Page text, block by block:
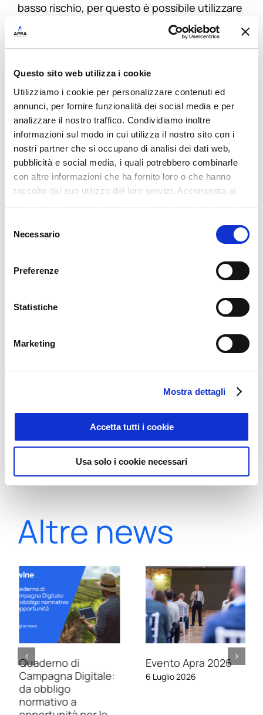
Questo sito web utilizza i cookie
Utilizziamo i cookie per personalizzare contenuti ed
annunci, per fornire funzionalità dei social media e per
analizzare il nostro traffico. Condividiamo inoltre
informazioni sul modo in cui utilizza il nostro sito con i
nostri partner che si occupano di analisi dei dati web,
pubblicità e social media, i quali potrebbero combinarle
con altre informazioni che ha fornito loro o che hanno
raccolto dal suo utilizzo dei loro servizi. Acconsenta ai
nostri cookie se continua ad utilizzare il nostro sito web.
delNecessario
Preferenze
Statistiche
Marketing
Mostra dettagli
Accetta tutti i cookie
Usa solo i cookie necessari
basso rischio, per questo è possibile utilizzare
il sistema come vero e proprio
strumento di
disservizio, a seconda dello stato di salute dei
sistemi aziendali.
Un’infrastruttura informatica in salute
garantisce l’efficiente svolgimento delle
attività quotidianedi un’azienda. I
responsabili IT hanno il compito di governare e
numero sempre crescente di elementi, per
sistema di
e di
24 ore su 24 gli uffici IT aziendali.
Simone Ciamberlini / Team Leader, Network &
news
Altre news
Quaderno di
Campagna Digitale:
da obbligo
normativo a
Evento Apra 2026
6 Luglio 2026